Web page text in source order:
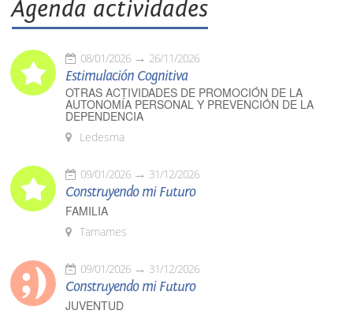
Agenda actividades
08/01/2026 26/11/2026
Estimulación Cognitiva
OTRAS ACTIVIDADES DE PROMOCIÓN DE LA
AUTONOMÍA PERSONAL Y PREVENCIÓN DE LA
DEPENDENCIA
Ledesma
09/01/2026 31/12/2026
Construyendo mi Futuro
FAMILIA
Tamames
09/01/2026 31/12/2026
Construyendo mi Futuro
JUVENTUD